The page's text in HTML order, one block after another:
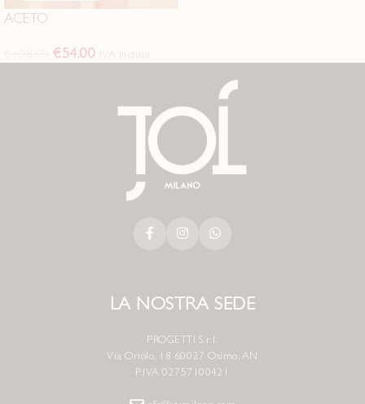
ACETO
€54.00
LA NOSTRA SEDE
PROGETTI S.r.l.
Via Oriolo, 18 60027 Osimo, AN
P.IVA 02757100421